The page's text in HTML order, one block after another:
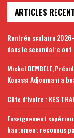
ARTICLES
Rentrée scolaire
dans le secondaire
Michel BEMBELE,
Kouassi Adjoumani a
Côte d’Ivoire : KBS
Enseignement
hautement reconnus